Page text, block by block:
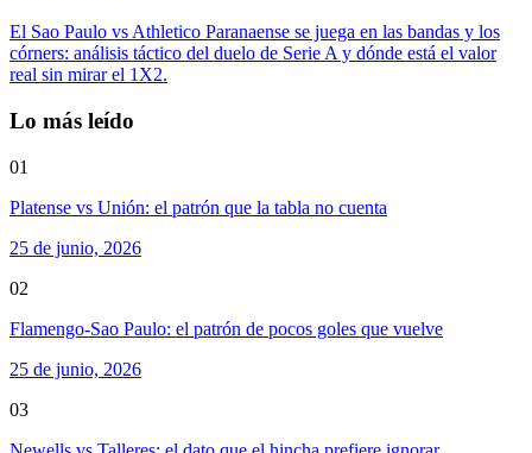
El Sao Paulo vs Athletico Paranaense se juega en las bandas y los
córners: análisis táctico del duelo de Serie A y dónde está el valor
real sin mirar el 1X2.
Lo más leído
01
Platense vs Unión: el patrón que la tabla no cuenta
25 de junio, 2026
02
Flamengo-Sao Paulo: el patrón de pocos goles que vuelve
25 de junio, 2026
03